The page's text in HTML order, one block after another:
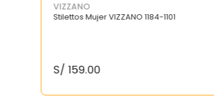
VIZZANO
Stilettos Mujer VIZZANO 1184-1101
S/ 159.00